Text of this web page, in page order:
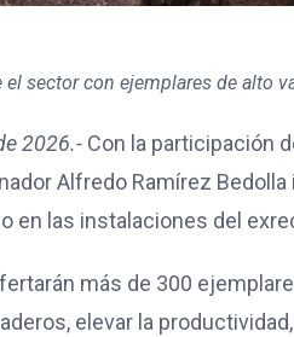
sector con ejemplares de alto
2026.- Con la participación
Alfredo Ramírez
en las instalaciones del
más de 300
elevar la